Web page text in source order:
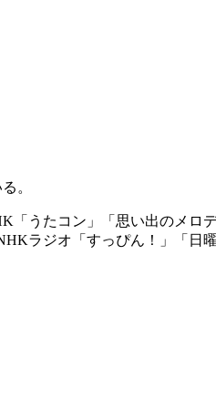
。
うたコン」「思い出のメロ
ラジオ「すっぴん！」「日